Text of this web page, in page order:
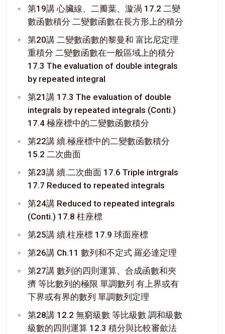
第19講 心臟線、二瓣葉、漩渦 17.2 二變
數函數積分 二變數函數在長方形上的積分
第20講 二變數函數的黎曼和 富比尼定理
重積分 二變數函數在一般區域上的積分
17.3 The evaluation of double integrals
by repeated integral
第21講 17.3 The evaluation of double
integrals by repeated integrals (Conti.)
17.4 極座標中的二變數函數積分
第22講 續.極座標中的二變數函數積分
15.2 二次曲面
第23講 續.二次曲面 17.6 Triple intrgrals
17.7 Reduced to repeated integrals
第24講 Reduced to repeated integrals
(Conti.) 17.8 柱座標
第25講 續.柱座標 17.9 球面座標
第26講 Ch.11 數列和不定式 羅必達定理
第27講 數列的四則運算、合成函數和夾
擠 等比數列的極限 單調數列 有上界或有
下界或有界的數列 單調數列定理
第28講 12.2 無窮級數 等比級數 調和級數
級數的四則運算 12.3 積分與比較審歛法